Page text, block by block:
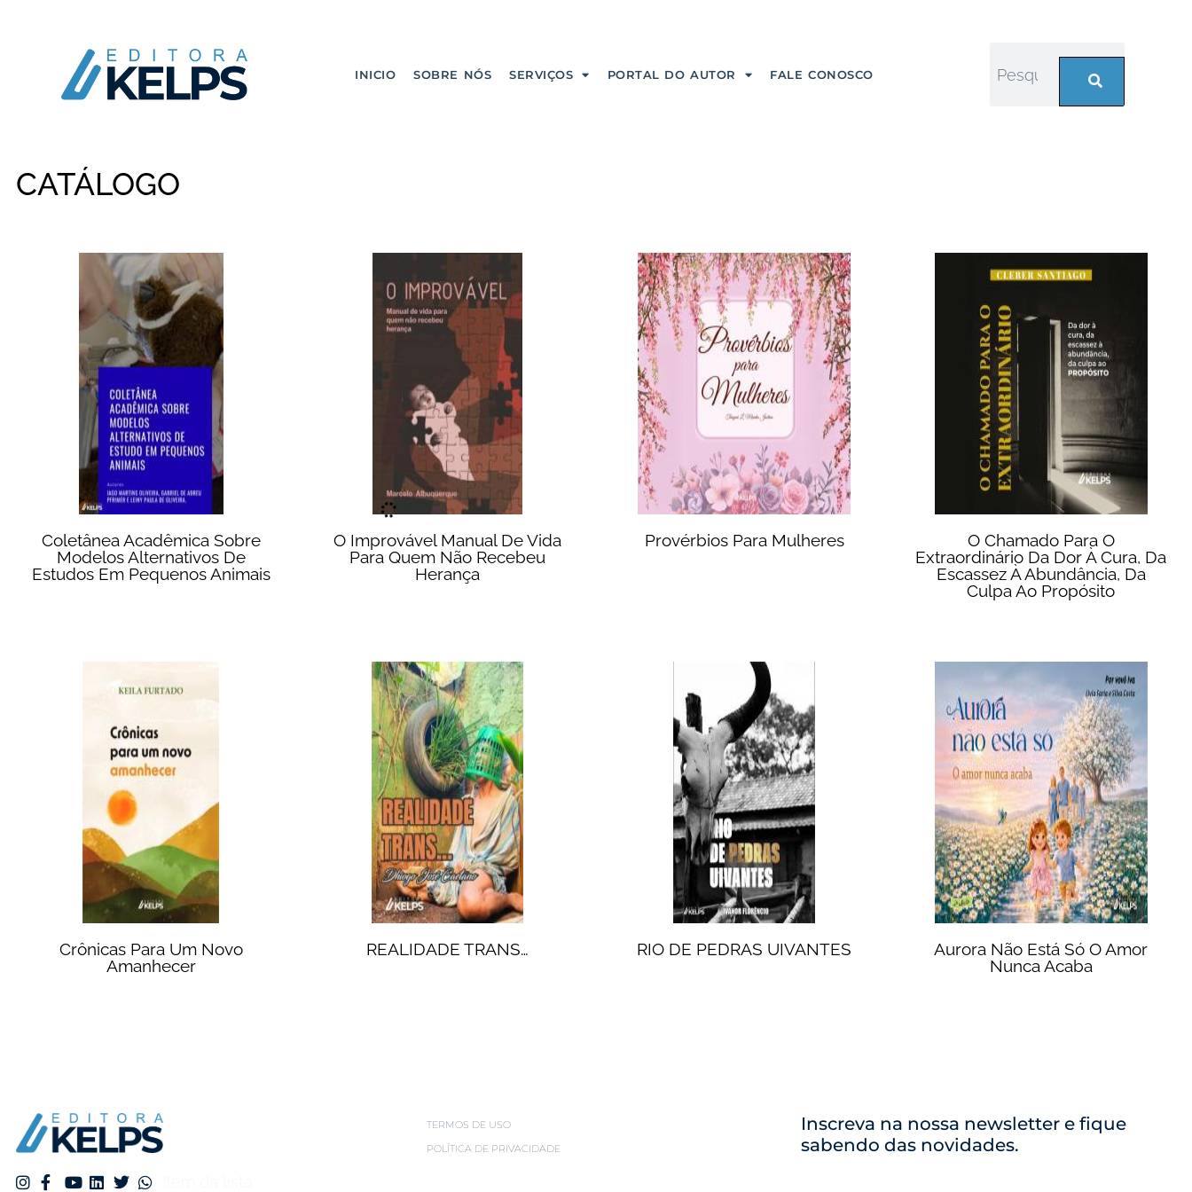
INICIO SOBRE NÓS SERVIÇOS PORTAL DO AUTOR FALE CONOSCO
CATÁLOGO
Coletânea Acadêmica Sobre
Modelos Alternativos De
Estudos Em Pequenos Animais
O Improvável Manual De Vida
Para Quem Não Recebeu
Herança
Provérbios Para Mulheres
O Chamado Para O
Extraordinário Da Dor À Cura, Da
Escassez À Abundância, Da
Culpa Ao Propósito
Crônicas Para Um Novo
Amanhecer
REALIDADE TRANS… RIO DE PEDRAS UIVANTES
Aurora Não Está Só O Amor
Nunca Acaba
TERMOS DE USO
POLÍTICA DE PRIVACIDADE
Inscreva na nossa newsletter e fique
sabendo das novidades.